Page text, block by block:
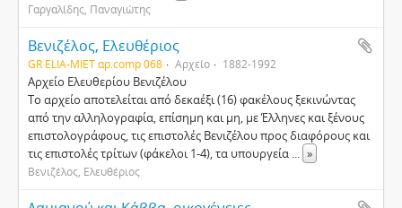
Γαργαλίδης, Παναγιώτης
Βενιζέλος, Ελευθέριος
GR ELIA-MIET αρ.comp 068 Αρχείο 1882-1992
Αρχείο Ελευθερίου Βενιζέλου
Το αρχείο αποτελείται από δεκαέξι (16) φακέλους ξεκινώντας
από την αλληλογραφία, επίσημη και μη, με Έλληνες και ξένους
επιστολογράφους, τις επιστολές Βενιζέλου προς διαφόρους και
τις επιστολές τρίτων (φάκελοι 1-4), τα υπουργεία ... »
Βενιζέλος, Ελευθέριος